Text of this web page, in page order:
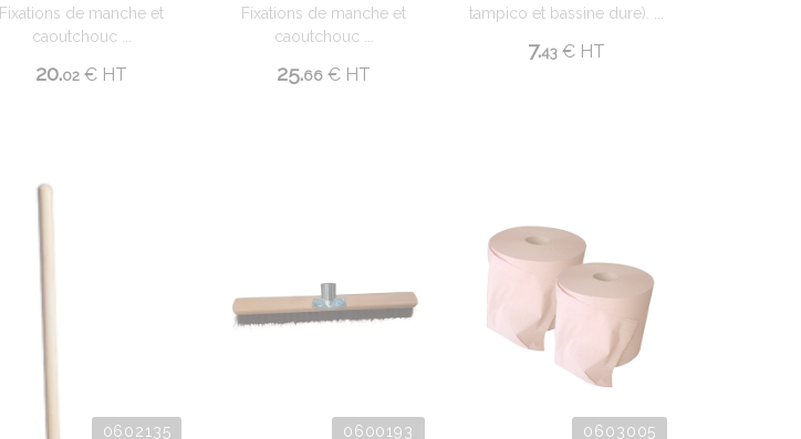
Fixations de manche et
caoutchouc ...
20.02 € HT
Fixations de manche et
caoutchouc ...
25.66 € HT
tampico et bassine dure). ...
7.43 € HT
0602135 0600193 0603005